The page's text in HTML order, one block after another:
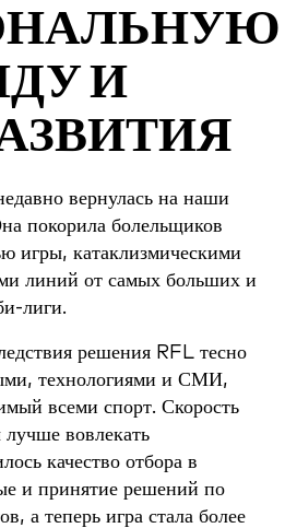
И
вернулась на наши
покорила болельщиков
игры, катаклизмическими
линий от самых больших и
лиги.
решения RFL тесно
технологиями и СМИ,
всеми спорт. Скорость
вовлекать
качество отбора в
и принятие решений по
а теперь игра стала более